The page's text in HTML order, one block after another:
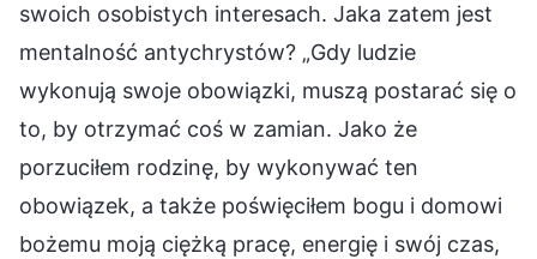
swoich osobistych interesach. Jaka zatem jest
mentalność antychrystów? „Gdy ludzie
wykonują swoje obowiązki, muszą postarać się o
to, by otrzymać coś w zamian. Jako że
porzuciłem rodzinę, by wykonywać ten
obowiązek, a także poświęciłem bogu i domowi
bożemu moją ciężką pracę, energię i swój czas,